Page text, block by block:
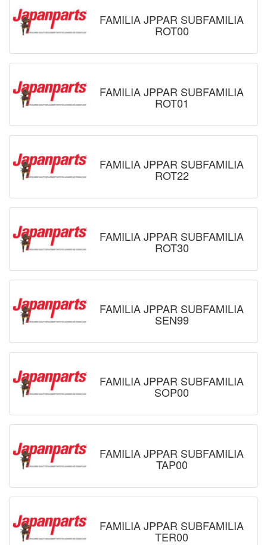
FAMILIA JPPAR SUBFAMILIA
ROT00
FAMILIA JPPAR SUBFAMILIA
ROT01
FAMILIA JPPAR SUBFAMILIA
ROT22
FAMILIA JPPAR SUBFAMILIA
ROT30
FAMILIA JPPAR SUBFAMILIA
SEN99
FAMILIA JPPAR SUBFAMILIA
SOP00
FAMILIA JPPAR SUBFAMILIA
TAP00
FAMILIA JPPAR SUBFAMILIA
TER00